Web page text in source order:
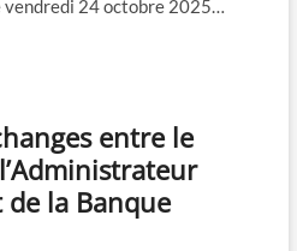
vendredi 24 octobre 2025…
entre le
la Banque